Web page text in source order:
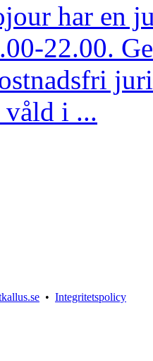
har en
22.00.
i ...
• Integritetspolicy